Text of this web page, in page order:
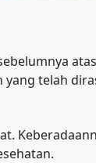
telah